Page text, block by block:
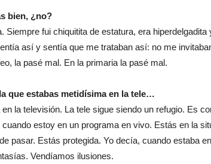
bien, ¿no?
Siempre fui chiquitita de estatura, era
así y sentía que me trataban así: no me
la pasé mal. En la primaria la pasé mal.
que estabas metidísima en la tele…
la televisión. La tele sigue siendo un refugio. Es
estoy en un programa en vivo. Estás en la
pasar. Estás protegida. Yo decía, cuando estaba
Vendíamos ilusiones.